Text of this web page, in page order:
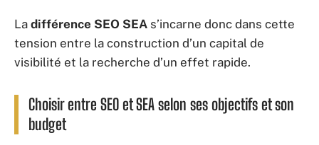
La différence SEO SEA s’incarne donc dans cette
tension entre la construction d’un capital de
visibilité et la recherche d’un effet rapide.
Choisir entre SEO et SEA selon ses objectifs et son
budget